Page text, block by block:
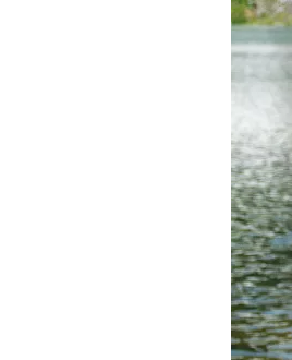
Другие рубрики
Реестр туроператоров
Реестр туристических
агентств Алтайского края
Обращения граждан